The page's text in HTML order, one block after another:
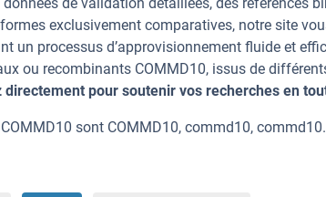
exclusivement comparatives, notre site
un processus d’approvisionnement fluide et
ou recombinants COMMD10, issus de
directement pour soutenir vos recherches en
sont COMMD10, commd10,